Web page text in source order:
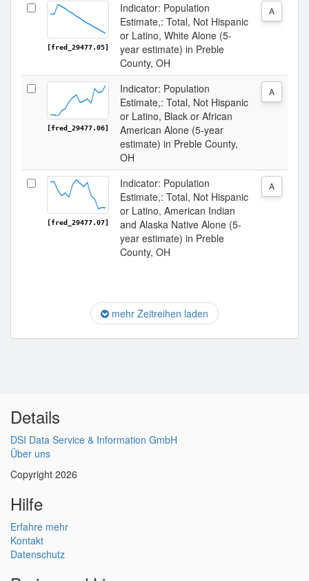
[fred_29477.05]
Indicator: Population
Estimate,: Total, Not Hispanic
or Latino, White Alone (5-
year estimate) in Preble
County, OH
A
[fred_29477.06]
Indicator: Population
Estimate,: Total, Not Hispanic
or Latino, Black or African
American Alone (5-year
estimate) in Preble County,
OH
A
[fred_29477.07]
Indicator: Population
Estimate,: Total, Not Hispanic
or Latino, American Indian
and Alaska Native Alone (5-
year estimate) in Preble
County, OH
A
mehr Zeitreihen laden
Details
DSI Data Service & Information GmbH
Über uns
Copyright 2026
Hilfe
Erfahre mehr
Kontakt
Datenschutz